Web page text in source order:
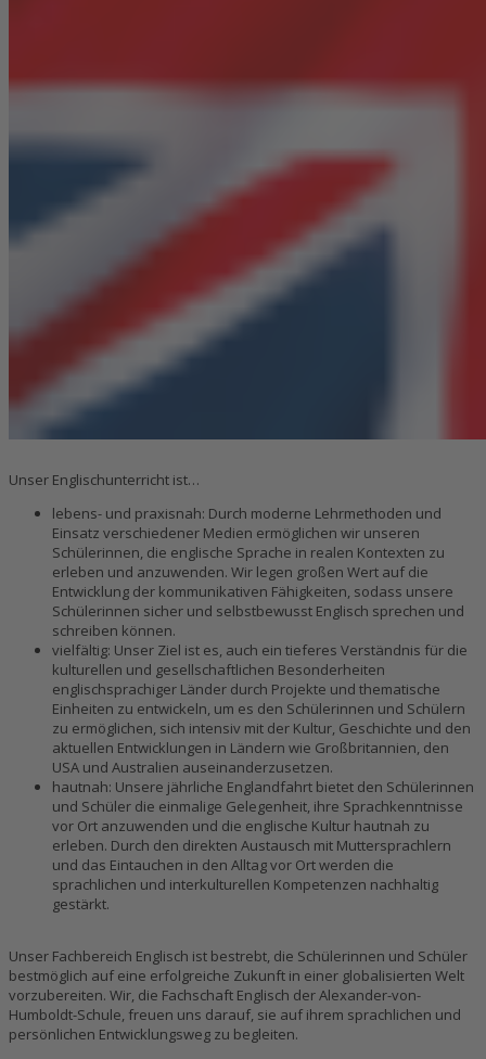
Unser Englischunterricht ist…
lebens- und praxisnah: Durch moderne Lehrmethoden und
Einsatz verschiedener Medien ermöglichen wir unseren
Schülerinnen, die englische Sprache in realen Kontexten zu
erleben und anzuwenden. Wir legen großen Wert auf die
Entwicklung der kommunikativen Fähigkeiten, sodass unsere
Schülerinnen sicher und selbstbewusst Englisch sprechen und
schreiben können.
vielfältig: Unser Ziel ist es, auch ein tieferes Verständnis für die
kulturellen und gesellschaftlichen Besonderheiten
englischsprachiger Länder durch Projekte und thematische
Einheiten zu entwickeln, um es den Schülerinnen und Schülern
zu ermöglichen, sich intensiv mit der Kultur, Geschichte und den
aktuellen Entwicklungen in Ländern wie Großbritannien, den
USA und Australien auseinanderzusetzen.
hautnah: Unsere jährliche Englandfahrt bietet den Schülerinnen
und Schüler die einmalige Gelegenheit, ihre Sprachkenntnisse
vor Ort anzuwenden und die englische Kultur hautnah zu
erleben. Durch den direkten Austausch mit Muttersprachlern
und das Eintauchen in den Alltag vor Ort werden die
sprachlichen und interkulturellen Kompetenzen nachhaltig
gestärkt.
Unser Fachbereich Englisch ist bestrebt, die Schülerinnen und Schüler
bestmöglich auf eine erfolgreiche Zukunft in einer globalisierten Welt
vorzubereiten. Wir, die Fachschaft Englisch der Alexander-von-
Humboldt-Schule, freuen uns darauf, sie auf ihrem sprachlichen und
persönlichen Entwicklungsweg zu begleiten.